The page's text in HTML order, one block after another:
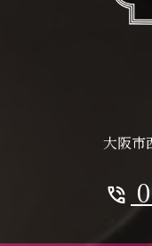
大阪市
phone_in_talk